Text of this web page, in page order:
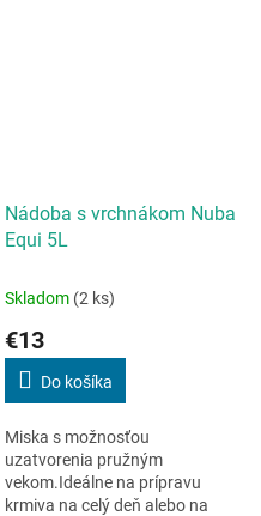
Nádoba s vrchnákom Nuba
Equi 5L
Skladom (2 ks)
€13
Do košíka
Miska s možnosťou
uzatvorenia pružným
vekom.Ideálne na prípravu
krmiva na celý deň alebo na